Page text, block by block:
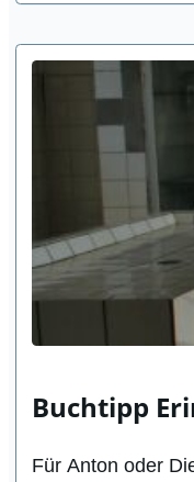
Buchtipp
Für Anton oder